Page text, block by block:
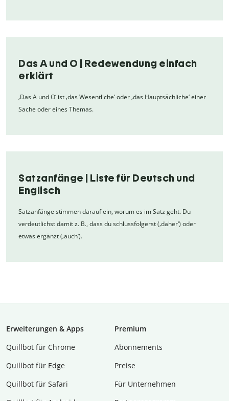
Das A und O | Redewendung einfach
erklärt
‚Das A und O‘ ist ‚das Wesentliche‘ oder ‚das Hauptsächliche‘ einer
Sache oder eines Themas.
Satzanfänge | Liste für Deutsch und
Englisch
Satzanfänge stimmen darauf ein, worum es im Satz geht. Du
verdeutlichst damit z. B., dass du schlussfolgerst (‚daher‘) oder
etwas ergänzt (‚auch‘).
Erweiterungen & Apps
Quillbot für Chrome
Quillbot für Edge
Quillbot für Safari
Premium
Abon­ne­ments
Preise
Für Unternehmen